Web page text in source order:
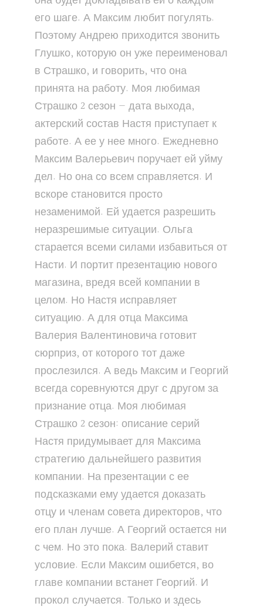
его шаге. А Максим любит погулять.
Поэтому Андрею приходится звонить
Глушко, которую он уже переименовал
в Страшко, и говорить, что она
принята на работу. Моя любимая
Страшко 2 сезон — дата выхода,
актерский состав Настя приступает к
работе. А ее у нее много. Ежедневно
Максим Валерьевич поручает ей уйму
дел. Но она со всем справляется. И
вскоре становится просто
незаменимой. Ей удается разрешить
неразрешимые ситуации. Ольга
старается всеми силами избавиться от
Насти. И портит презентацию нового
магазина, вредя всей компании в
целом. Но Настя исправляет
ситуацию. А для отца Максима
Валерия Валентиновича готовит
сюрприз, от которого тот даже
прослезился. А ведь Максим и Георгий
всегда соревнуются друг с другом за
признание отца. Моя любимая
Страшко 2 сезон: описание серий
Настя придумывает для Максима
стратегию дальнейшего развития
компании. На презентации с ее
подсказками ему удается доказать
отцу и членам совета директоров, что
его план лучше. А Георгий остается ни
с чем. Но это пока. Валерий ставит
условие. Если Максим ошибется, во
главе компании встанет Георгий. И
прокол случается. Только и здесь